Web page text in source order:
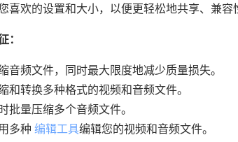
喜欢的设置和大小，以便更轻松地共享、兼
：
音频文件，同时最大限度地减少质量损失。
和转换多种格式的视频和音频文件。
批量压缩多个音频文件。
多种 编辑工具编辑您的视频和音频文件。